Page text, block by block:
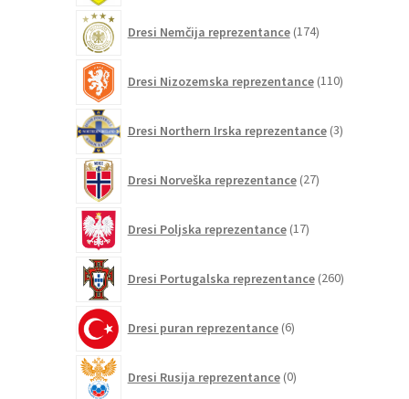
Dresi Nemčija reprezentance 174izdelkov
Dresi Nizozemska reprezentance 110izdelkov
Dresi Northern Irska reprezentance 3izdelki
Dresi Norveška reprezentance 27izdelkov
Dresi Poljska reprezentance 17izdelkov
Dresi Portugalska reprezentance 260izdelkov
Dresi puran reprezentance 6izdelkov
Dresi Rusija reprezentance 0izdelkov